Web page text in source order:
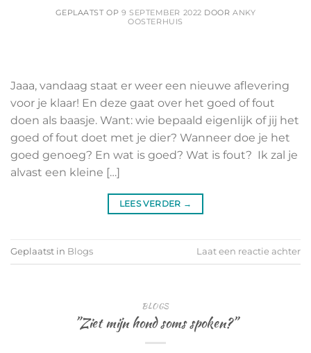
GEPLAATST OP 9 SEPTEMBER 2022 DOORANKY
OOSTERHUIS
Jaaa, vandaag staat er weer een nieuwe aflevering
voor je klaar! En deze gaat over het goed of fout
doen als baasje. Want: wie bepaald eigenlijk of jij het
goed of fout doet met je dier? Wanneer doe je het
goed genoeg? En wat is goed? Wat is fout? Ik zal je
alvast een kleine […]
LEES VERDER →
Geplaatst in Blogs Laat een reactie achter
BLOGS
”Ziet mijn hond soms spoken?”